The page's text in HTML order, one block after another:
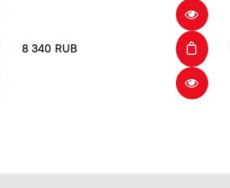
8 340 RUB